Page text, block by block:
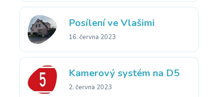
Posílení ve Vlašimi
16. června 2023
Kamerový systém na D5
2. června 2023